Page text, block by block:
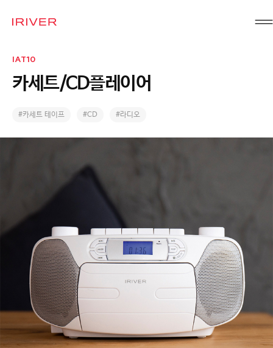
IRIVER
IAT10
카세트/CD플레이어
#카세트 테이프 #CD #라디오